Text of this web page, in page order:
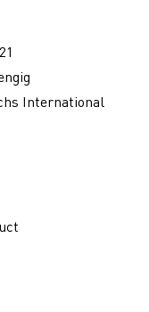
International